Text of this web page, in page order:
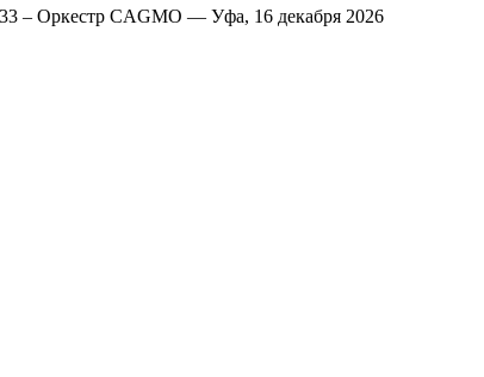
– Оркестр CAGMO — Уфа, 16 декабря 2026